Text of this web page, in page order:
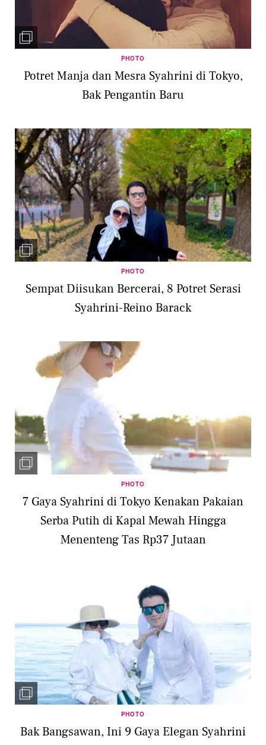
PHOTO
Potret Manja dan Mesra Syahrini di Tokyo,
Bak Pengantin Baru
PHOTO
Sempat Diisukan Bercerai, 8 Potret Serasi
Syahrini-Reino Barack
PHOTO
7 Gaya Syahrini di Tokyo Kenakan Pakaian
Serba Putih di Kapal Mewah Hingga
Menenteng Tas Rp37 Jutaan
PHOTO
Bak Bangsawan, Ini 9 Gaya Elegan Syahrini